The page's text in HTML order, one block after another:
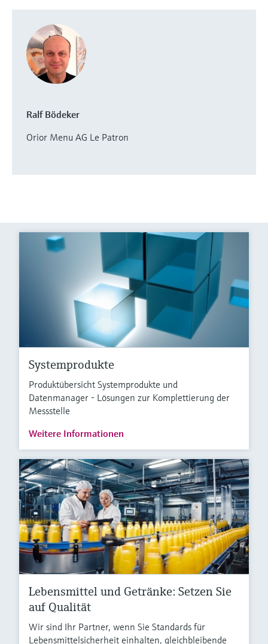
Ralf Bödeker
Orior Menu AG Le Patron
Systemprodukte
Produktübersicht Systemprodukte und
Datenmanager - Lösungen zur Komplettierung der
Messstelle
Weitere Informationen
Lebensmittel und Getränke: Setzen Sie
auf Qualität
Wir sind Ihr Partner, wenn Sie Standards für
Lebensmittelsicherheit einhalten, gleichbleibende